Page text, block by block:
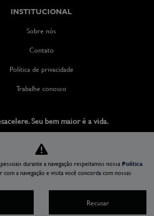
INSTITUCIONAL
Sobre nós
Contato
Política de privacidade
Trabalhe conosco
Seu bem maior é a vida.
DE VEICULOS LTDA
durante a navegação respeitamos nossa Política
com a navegação e visita você concorda com nossas
Recusar